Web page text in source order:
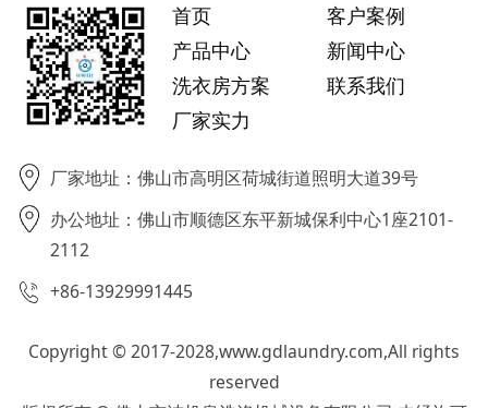
首页
产品中心
洗衣房方案
厂家实力
客户案例
新闻中心
联系我们
厂家地址：佛山市高明区荷城街道照明大道39号
办公地址：佛山市顺德区东平新城保利中心1座2101-
2112
+86-13929991445
Copyright © 2017-2028,www.gdlaundry.com,All rights
reserved